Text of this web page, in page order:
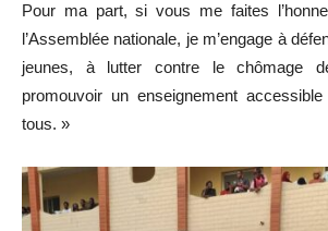
Pour ma part, si vous me faites
l’Assemblée nationale, je m’engage à
jeunes, à lutter contre le chômage
promouvoir un enseignement
tous. »